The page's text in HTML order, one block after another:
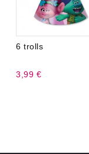
6 trolls
3,99 €